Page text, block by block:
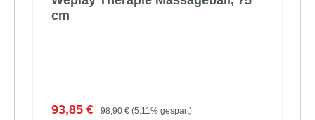
cm
Verkaufspreis:
93,85 € Regulärer Preis:
98,90 € (5.11% gespart)